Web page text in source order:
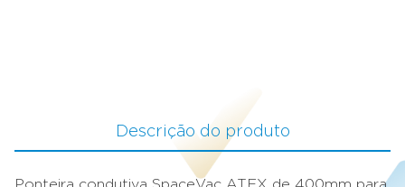
Descrição do produto
Ponteira condutiva SpaceVac ATEX de 400mm para